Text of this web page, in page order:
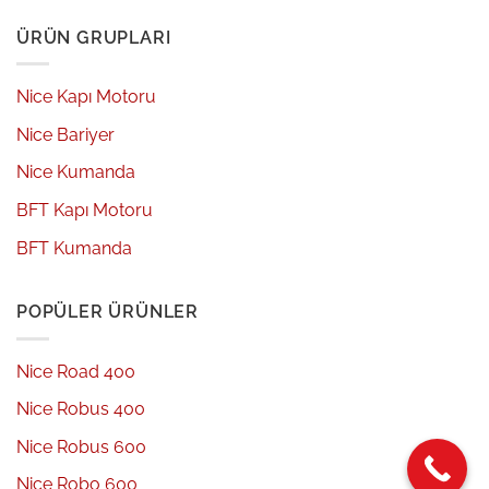
ÜRÜN GRUPLARI
Nice Kapı Motoru
Nice Bariyer
Nice Kumanda
BFT Kapı Motoru
BFT Kumanda
POPÜLER ÜRÜNLER
Nice Road 400
Nice Robus 400
Nice Robus 600
Nice Robo 600